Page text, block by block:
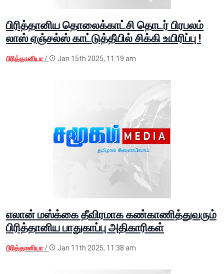
பிரித்தானிய தொலைக்காட்சி தொடர் பிரபலம்
லாஸ் ஏஞ்சல்ஸ் காட்டுத்தீயில் சிக்கி உயிரிப்பு !
பிரித்தானியா/ Jan 15th 2025, 11:19 am
எலான் மஸ்க்கை தீவிரமாக கண்காணித்துவரும்
பிரித்தானிய பாதுகாப்பு அதிகாரிகள்
பிரித்தானியா/ Jan 11th 2025, 11:38 am